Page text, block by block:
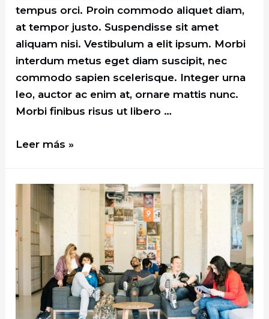
tempus orci. Proin commodo aliquet diam,
at tempor justo. Suspendisse sit amet
aliquam nisi. Vestibulum a elit ipsum. Morbi
interdum metus eget diam suscipit, nec
commodo sapien scelerisque. Integer urna
leo, auctor ac enim at, ornare mattis nunc.
Morbi finibus risus ut libero …
It
Figured
Out
How
to
Plan
The
Best
Road
Leer más »